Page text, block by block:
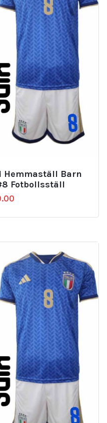
Hemmaställ Barn
Fotbollsställ